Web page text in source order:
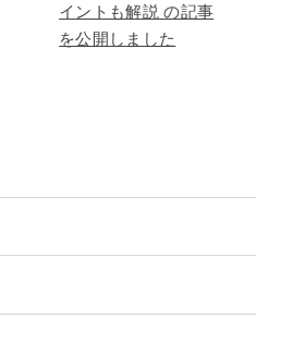
イントも解説 の記事
を公開しました